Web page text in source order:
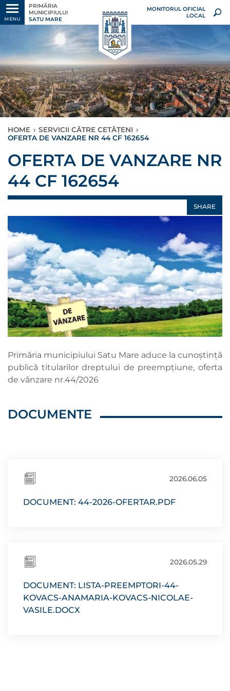
MENU
PRIMĂRIA
MUNICIPIULUI
SATU MARE
MONITORUL OFICIAL
LOCAL
HOME › SERVICII CĂTRE CETĂȚENI ›
OFERTA DE VANZARE NR 44 CF 162654
OFERTA DE VANZARE NR
44 CF 162654
SHARE
Primăria municipiului Satu Mare aduce la cunoștință
publică titularilor dreptului de preempțiune, oferta
de vânzare nr.44/2026
DOCUMENTE
2026.06.05
DOCUMENT: 44-2026-OFERTAR.PDF
2026.05.29
DOCUMENT: LISTA-PREEMPTORI-44-
KOVACS-ANAMARIA-KOVACS-NICOLAE-
VASILE.DOCX